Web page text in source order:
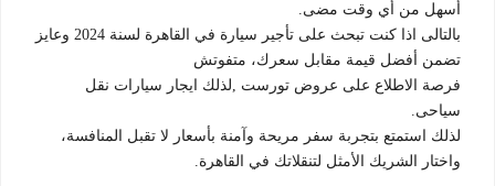
أسهل من أي وقت مضى.
بالتالى اذا كنت تبحث على تأجير سيارة في القاهرة لسنة 2024 وعايز
تضمن أفضل قيمة مقابل سعرك، متفوتش
فرصة الاطلاع على عروض تورست ,لذلك ايجار سيارات نقل
سياحى.
لذلك استمتع بتجربة سفر مريحة وآمنة بأسعار لا تقبل المنافسة،
واختار الشريك الأمثل لتنقلاتك في القاهرة.